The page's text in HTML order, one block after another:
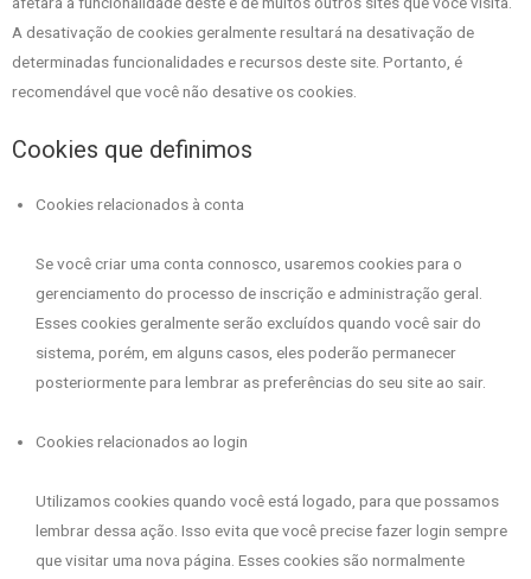
A desativação de cookies geralmente resultará na desativação de
determinadas funcionalidades e recursos deste site. Portanto, é
recomendável que você não desative os cookies.
Cookies que definimos
Cookies relacionados à conta
Se você criar uma conta connosco, usaremos cookies para o
gerenciamento do processo de inscrição e administração geral.
Esses cookies geralmente serão excluídos quando você sair do
sistema, porém, em alguns casos, eles poderão permanecer
posteriormente para lembrar as preferências do seu site ao sair.
Cookies relacionados ao login
Utilizamos cookies quando você está logado, para que possamos
lembrar dessa ação. Isso evita que você precise fazer login sempre
que visitar uma nova página. Esses cookies são normalmente